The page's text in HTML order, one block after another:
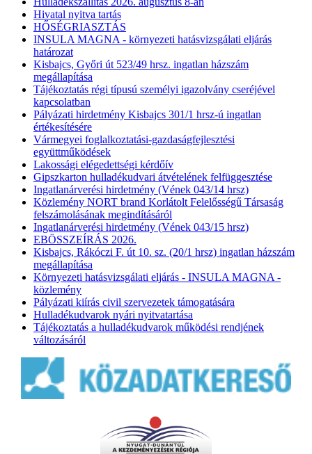
Hivatal nyitva tartás
HŐSÉGRIASZTÁS
INSULA MAGNA - környezeti hatásvizsgálati eljárás
határozat
Kisbajcs, Győri út 523/49 hrsz. ingatlan házszám
megállapítása
Tájékoztatás régi típusú személyi igazolvány cseréjével
kapcsolatban
Pályázati hirdetmény Kisbajcs 301/1 hrsz-ú ingatlan
értékesítésére
Vármegyei foglalkoztatási-gazdaságfejlesztési
együttműködések
Lakossági elégedettségi kérdőív
Gipszkarton hulladékudvari átvételének felfüggesztése
Ingatlanárverési hirdetmény (Vének 043/14 hrsz)
Közlemény NORT brand Korlátolt Felelősségű Társaság
felszámolásának megindításáról
Ingatlanárverési hirdetmény (Vének 043/15 hrsz)
EBÖSSZEÍRÁS 2026.
Kisbajcs, Rákóczi F. út 10. sz. (20/1 hrsz) ingatlan házszám
megállapítása
Környezeti hatásvizsgálati eljárás - INSULA MAGNA -
közlemény
Pályázati kiírás civil szervezetek támogatására
Hulladékudvarok nyári nyitvatartása
Tájékoztatás a hulladékudvarok működési rendjének
változásáról